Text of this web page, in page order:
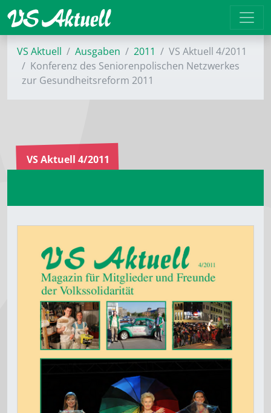
VS Aktuell Ausgaben 2011
VS Aktuell 4/2011
Konferenz des Seniorenpolischen Netzwerkes
zur Gesundheitsreform 2011
VS Aktuell 4/2011